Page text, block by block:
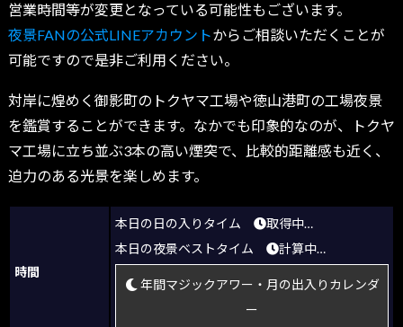
営業時間等が変更となっている可能性もございます。
夜景FANの公式LINEアカウントからご相談いただくことが
可能ですので是非ご利用ください。
対岸に煌めく御影町のトクヤマ工場や徳山港町の工場夜景
を鑑賞することができます。なかでも印象的なのが、トクヤ
マ工場に立ち並ぶ3本の高い煙突で、比較的距離感も近く、
迫力のある光景を楽しめます。
時間
本日の日の入りタイム
取得中…
本日の夜景ベストタイム
計算中…
年間マジックアワー・月の出入りカレンダ
ー